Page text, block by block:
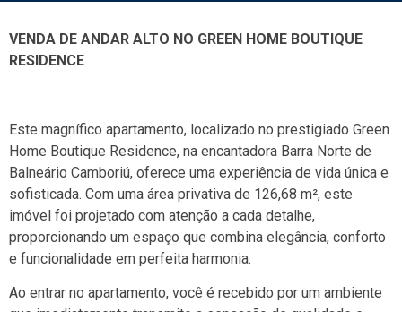
VENDA DE ANDAR ALTO NO GREEN HOME BOUTIQUE
RESIDENCE
Este magnífico apartamento, localizado no prestigiado Green
Home Boutique Residence, na encantadora Barra Norte de
Balneário Camboriú, oferece uma experiência de vida única e
sofisticada. Com uma área privativa de 126,68 m², este
imóvel foi projetado com atenção a cada detalhe,
proporcionando um espaço que combina elegância, conforto
e funcionalidade em perfeita harmonia.
Ao entrar no apartamento, você é recebido por um ambiente